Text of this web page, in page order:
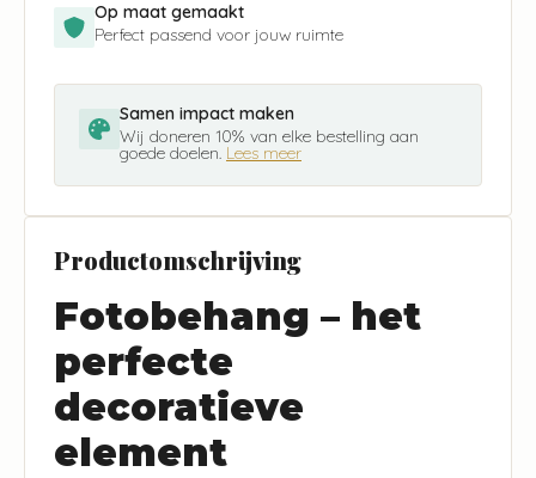
Op maat gemaakt
Perfect passend voor jouw ruimte
Samen impact maken
Wij doneren 10% van elke bestelling aan
goede doelen. Lees meer
Productomschrijving
Fotobehang – het
perfecte
decoratieve
element